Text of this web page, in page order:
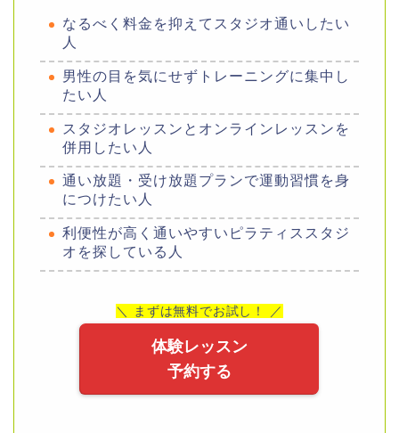
なるべく料金を抑えてスタジオ通いしたい
人
男性の目を気にせずトレーニングに集中し
たい人
スタジオレッスンとオンラインレッスンを
併用したい人
通い放題・受け放題プランで運動習慣を身
につけたい人
利便性が高く通いやすいピラティススタジ
オを探している人
＼ まずは無料でお試し！ ／
体験レッスン
予約する